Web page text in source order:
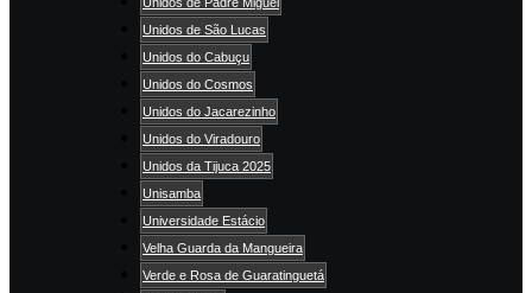
Unidos de São Lucas
Unidos do Cabuçu
Unidos do Cosmos
Unidos do Jacarezinho
Unidos do Viradouro
Unidos da Tijuca 2025
Unisamba
Universidade Estácio
Velha Guarda da Mangueira
Verde e Rosa de Guaratinguetá